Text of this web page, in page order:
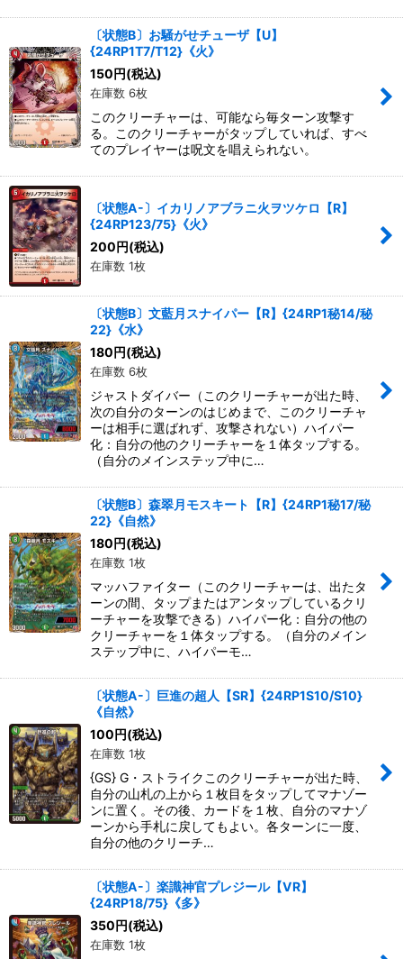
〔状態B〕お騒がせチューザ【U】
{24RP1T7/T12}《火》
150 円(税込)
在庫数 6枚
このクリーチャーは、可能なら毎ターン攻撃す
る。このクリーチャーがタップしていれば、すべ
てのプレイヤーは呪文を唱えられない。
〔状態A-〕イカリノアブラニ火ヲツケロ【R】
{24RP123/75}《火》
200円(税込)
在庫数 1枚
〔状態B〕文藍月スナイパー【R】{24RP1秘14/秘
22}《水》
180円(税込)
在庫数 6枚
ジャストダイバー（このクリーチャーが出た時、
次の自分のターンのはじめまで、このクリーチャ
ーは相手に選ばれず、攻撃されない）ハイパー
化：自分の他のクリーチャーを１体タップする。
（自分のメインステップ中に…
〔状態B〕森翠月モスキート【R】{24RP1秘17/秘
22}《自然》
180円(税込)
在庫数 1枚
マッハファイター（このクリーチャーは、出たタ
ーンの間、タップまたはアンタップしているクリ
ーチャーを攻撃できる）ハイパー化：自分の他の
クリーチャーを１体タップする。（自分のメイン
ステップ中に、ハイパーモ…
〔状態A-〕巨進の超人【SR】{24RP1S10/S10}
《自然》
100円(税込)
在庫数 1枚
{GS} G・ストライクこのクリーチャーが出た時、
自分の山札の上から１枚目をタップしてマナゾー
ンに置く。その後、カードを１枚、自分のマナゾ
ーンから手札に戻してもよい。各ターンに一度、
自分の他のクリーチ…
〔状態A-〕楽識神官プレジール【VR】
{24RP18/75}《多》
350円(税込)
在庫数 1枚